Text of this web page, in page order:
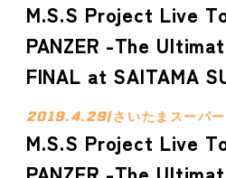
M.S.S Project Live
PANZER -The
FINAL at SAITAMA
2019.4.29/さいたまスーパ
M.S.S Project Live